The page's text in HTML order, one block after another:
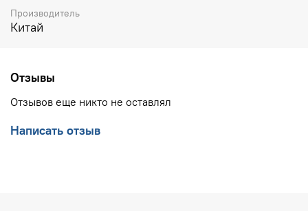
Производитель
Китай
Отзывы
Отзывов еще никто не оставлял
Написать отзыв